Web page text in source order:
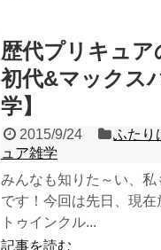
歴代プリキュ
初代&マックス
学】
2015/9/24 ふたり
ュア雑学
みんなも知りた～い、
です！今回は先日、現
トゥインクル...
記事を読む